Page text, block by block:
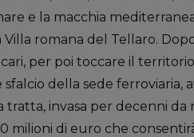
e la macchia
romana del Tellaro.
per poi toccare il
della sede ferroviaria,
invasa per decenni da
milioni di euro che